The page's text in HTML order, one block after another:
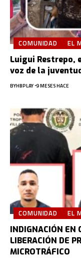
COMUNIDAD EL
Luigui Restrepo,
voz de la
BYHBPLAY 9 MESES HACE
COMUNIDAD EL
INDIGNACIÓN EN
LIBERACIÓN DE
MICROTRÁFICO